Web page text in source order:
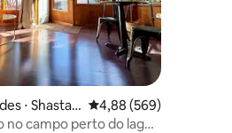
de 5, 14 avaliações
⋅ Shasta L 4,88 de uma avaliação
4,88 (569)
no campo perto do lago